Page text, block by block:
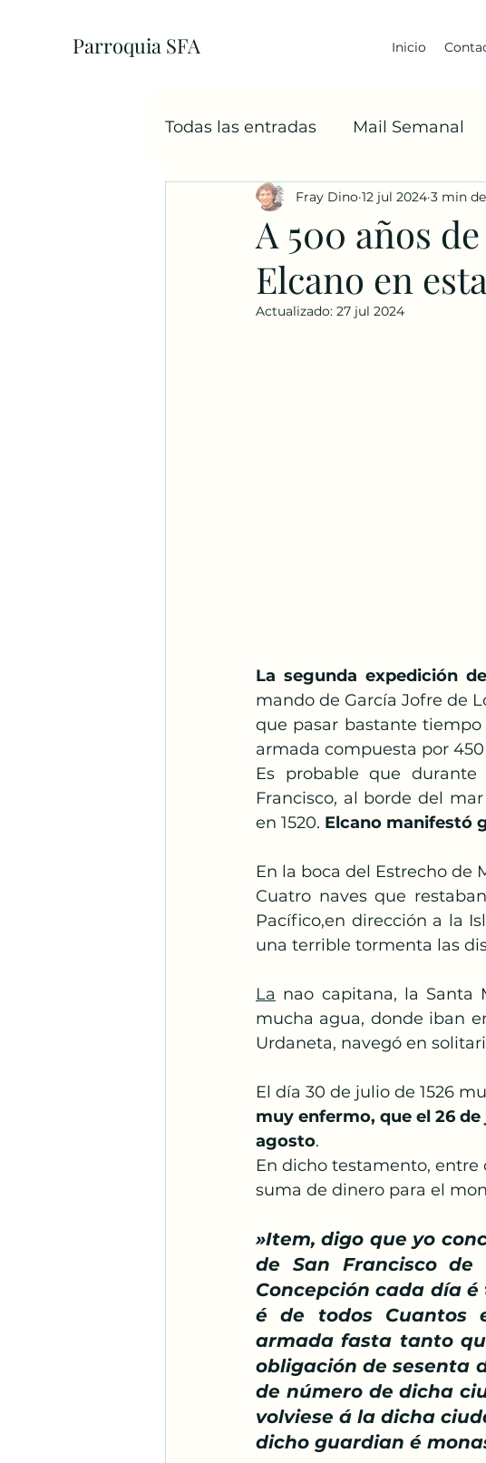
Parroquia SFA Inicio
Todas las entradas Mail Semanal
EcoParroquia 5+1
Sacramentos Cáritas
A 500 años
Elcano en
Fray Dino 12 jul 2024 3 min
Actualizado: 27 jul 2024
La segunda expedición
mando de García Jofre de
que pasar bastante
armada compuesta por
Es probable que
Francisco, al borde del
en 1520. Elcano manifestó
En la boca del Estrecho de
Cuatro naves que
Pacífico,en dirección a la
una terrible tormenta las
La nao capitana, la
mucha agua, donde iban
Urdaneta, navegó en
El día 30 de julio de 1526
muy enfermo, que el 26
agosto.
En dicho testamento,
suma de dinero para el
»Item, digo que yo
de San Francisco
Concepción cada día
é de todos Cuantos
armada fasta tanto
obligación de sesenta
de número de dicha
volviese á la dicha
dicho guardian é